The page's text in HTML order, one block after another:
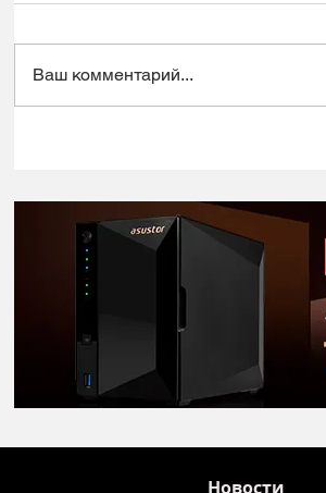
микрофон в ретро корпусе
Ваш комментарий...
Новости